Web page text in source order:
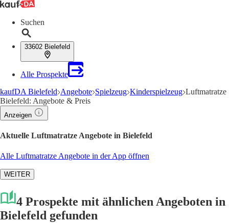
Suchen
33602 Bielefeld
Alle Prospekte
kaufDA Bielefeld Angebote Spielzeug Kinderspielzeug Luftmatratze
Bielefeld: Angebote & Preis
Anzeigen
Aktuelle Luftmatratze Angebote in Bielefeld
Alle Luftmatratze Angebote in der App öffnen
WEITER
4 Prospekte mit ähnlichen Angeboten in
Bielefeld gefunden